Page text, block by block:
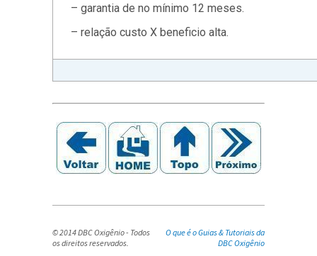
– garantia de no mínimo 12 meses.
– relação custo X beneficio alta.
© 2014 DBC Oxigênio - Todos
os direitos reservados.
O que é o Guias & Tutoriais da
DBC Oxigênio